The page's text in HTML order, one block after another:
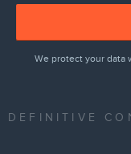
We protect your data
DEFINITIVE